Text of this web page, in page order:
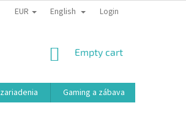
EUR English Login
SHOPPING
Empty cart
Gaming a zábava